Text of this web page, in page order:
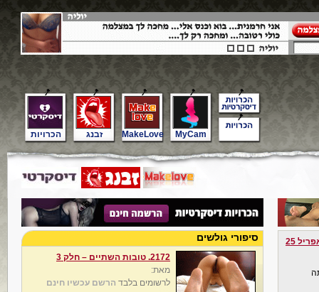
הכרויות זבנג MakeLove MyCam
25 סיפורי גולשים
2172. טובות השתיים – חלק 3
מאת:
לרשומים בלבד הרשם עכשיו חינם